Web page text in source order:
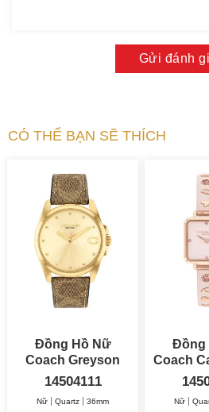
Gửi đánh
CÓ THỂ BẠN SẼ THÍCH
Đồng Hồ Nữ
Coach Greyson
36mm
14504111
Nữ Quartz 36mm
Đồng
Nữ